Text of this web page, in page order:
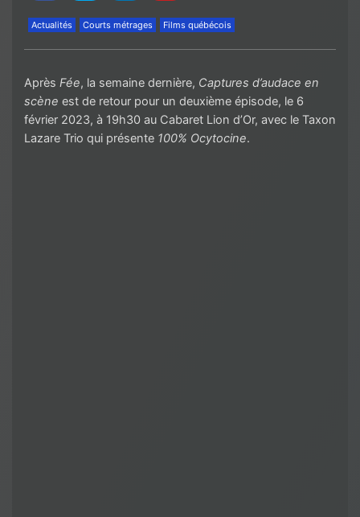
Actualités Courts métrages Films québécois
Après Fée, la semaine dernière, Captures d’audace en
scène est de retour pour un deuxième épisode, le 6
février 2023, à 19h30 au Cabaret Lion d’Or, avec le Taxon
Lazare Trio qui présente 100% Ocytocine.